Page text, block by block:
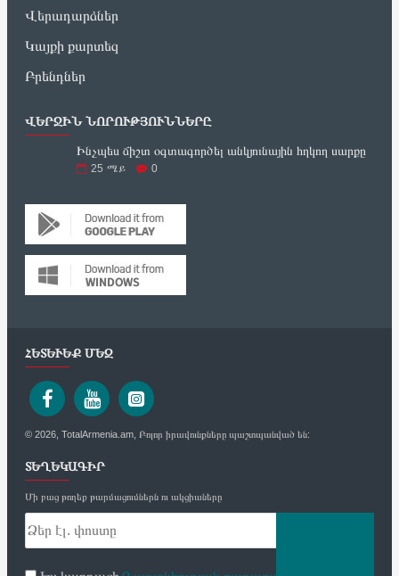
Վերադարձներ
Կայքի քարտեզ
Բրենդներ
ՎԵՐՋԻՆ ՆՈՐՈՒԹՅՈՒՆՆԵՐԸ
Ինչպես ճիշտ օգտագործել անկյունային հղկող սարքը
25 ሜይ 0
ՀԵՏԵՒԵՔ ՄԵԶ
© 2026, TotalArmenia.am, Բոլոր իրավունքները պաշտպանված են:
ՏԵՂԵԿԱԳԻՐ
Մի բաց թողեք թարմացումներն ու ակցիաները